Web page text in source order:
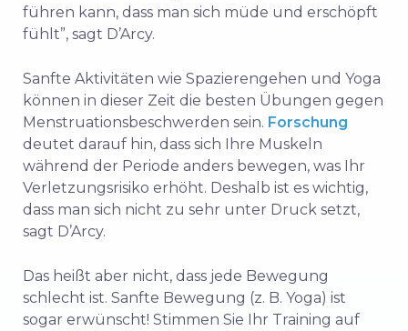
führen kann, dass man sich müde und erschöpft
fühlt”, sagt D’Arcy.
Sanfte Aktivitäten wie Spazierengehen und Yoga
können in dieser Zeit die besten Übungen gegen
Menstruationsbeschwerden sein. Forschung
deutet darauf hin, dass sich Ihre Muskeln
während der Periode anders bewegen, was Ihr
Verletzungsrisiko erhöht. Deshalb ist es wichtig,
dass man sich nicht zu sehr unter Druck setzt,
sagt D’Arcy.
Das heißt aber nicht, dass jede Bewegung
schlecht ist. Sanfte Bewegung (z. B. Yoga) ist
sogar erwünscht! Stimmen Sie Ihr Training auf